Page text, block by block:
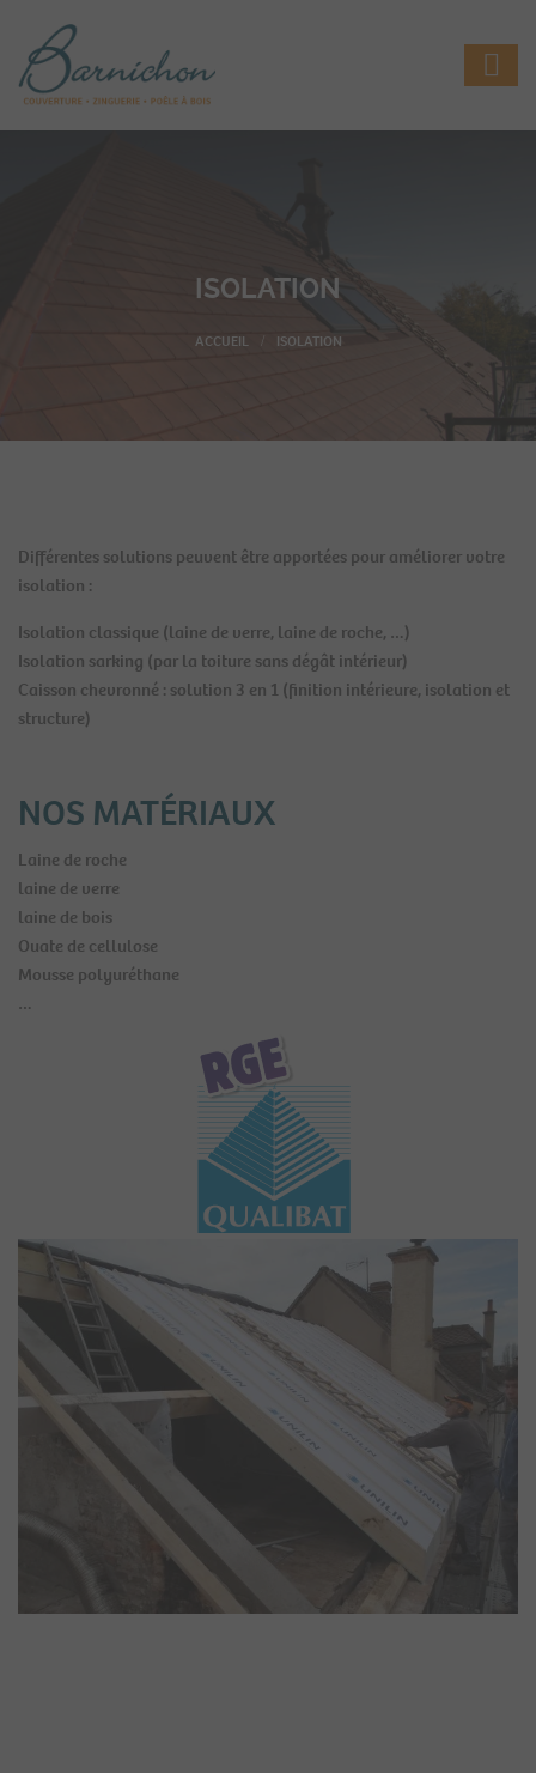
ISOLATION
ISOLATION
Différentes solutions peuvent être apportées pour améliorer votre
isolation :
Isolation classique (laine de verre, laine de roche, …)
Isolation sarking (par la toiture sans dégât intérieur)
Caisson chevronné : solution 3 en 1 (finition intérieure, isolation et
structure)
NOS MATÉRIAUX
Laine de roche
laine de verre
laine de bois
Ouate de cellulose
Mousse polyuréthane
…